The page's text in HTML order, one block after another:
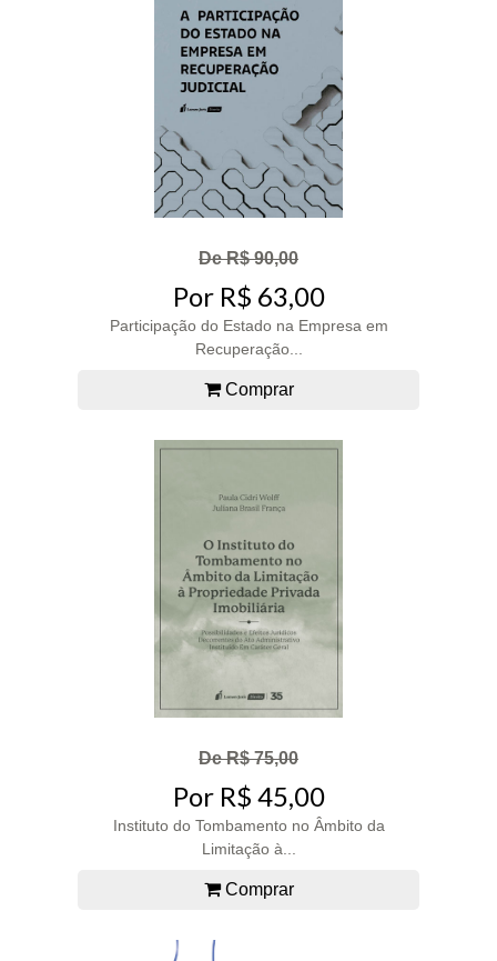
De R$ 90,00
Por R$ 63,00
Participação do Estado na Empresa em
Recuperação...
Comprar
De R$ 75,00
Por R$ 45,00
Instituto do Tombamento no Âmbito da
Limitação à...
Comprar